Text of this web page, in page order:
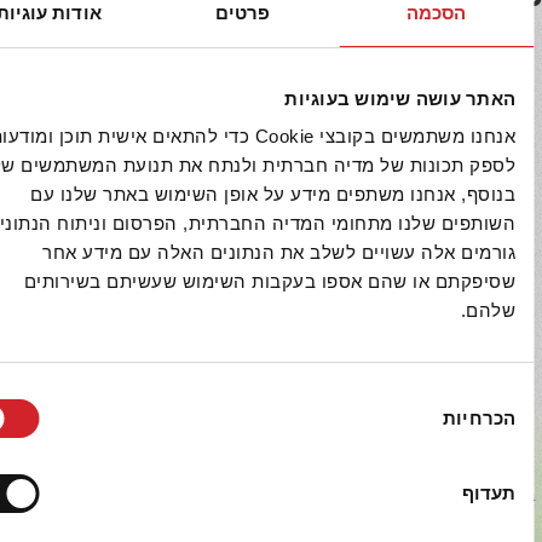
אודות עוגיות
עושה שימוש בעוגיות
אנחנו משתמשים בקובצי Cookie כדי להתאים אישית תוכן ומודעות,
תכונות של מדיה חברתית ולנתח את תנועת המשתמשים שלנו.
אנחנו משתפים מידע על אופן השימוש באתר שלנו עם
שלנו מתחומי המדיה החברתית, הפרסום וניתוח הנתונים.
אלה עשויים לשלב את הנתונים האלה עם מידע אחר
או שהם אספו בעקבות השימוש שעשיתם בשירותים
גרגירי חומוס - מארז זוגי
חומוס להכנת חומוס
חומוס הבית - גרגרי חומוס
להכנת חומוס טרי
חומוס להכנת חומוס
חומוס הבית- גרגירים
חדישות, על מנת להציבם ברף האיכות הגבוה ביותר בשוק